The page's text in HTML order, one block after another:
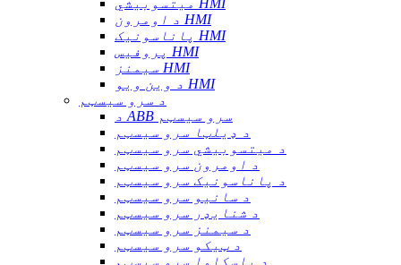
میتسوبیشي HMI
د اومرون HMI
پاناسونیک HMI
پروفیس HMI
سیمنز HMI
د وین ویو HMI
د سرو سیسټم
د ABB سرو سیسټم
د ډیلټا سرو سیسټم
د میتسوبیشي سرو سیسټم
د اومرون سرو سیسټم
د پاناسونیک سرو سیسټم
د سانیو سرو سیسټم
د شنایډر سرو سیسټم
د سیمنز سرو سیسټم
د ټیکو سرو سیسټم
د یاسکاوا سرو سیسټم